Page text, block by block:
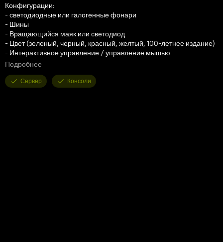
Конфигурации:
- светодиодные или галогенные фонари
- Шины
- Вращающийся маяк или светодиод
- Цвет (зеленый, черный, красный, желтый, 100-летнее издание)
- Интерактивное управление / управление мышью
- Функциональность зеркал камеры (требуется DLC Mercedes-
Подробнее
Сервер Консоли